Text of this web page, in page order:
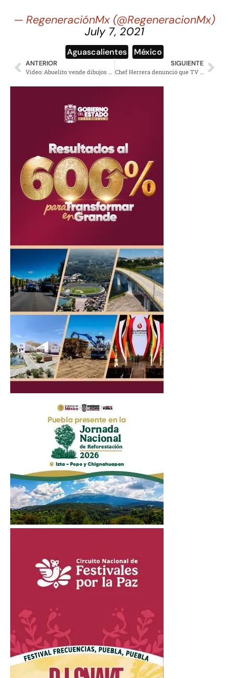
— RegeneraciónMx (@RegeneracionMx)
July 7, 2021
Aguascalientes México
ANTERIOR
Video: Abuelito vende dibujos de la Virgen de Guadalupe para mantener a sus nietos
SIGUIENTE
Chef Herrera denunció que TV Azteca lo corrió de MasterChef